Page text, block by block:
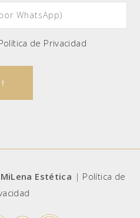
de Privacidad
MiLena Estética | Política de